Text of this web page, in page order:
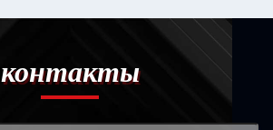
контакты